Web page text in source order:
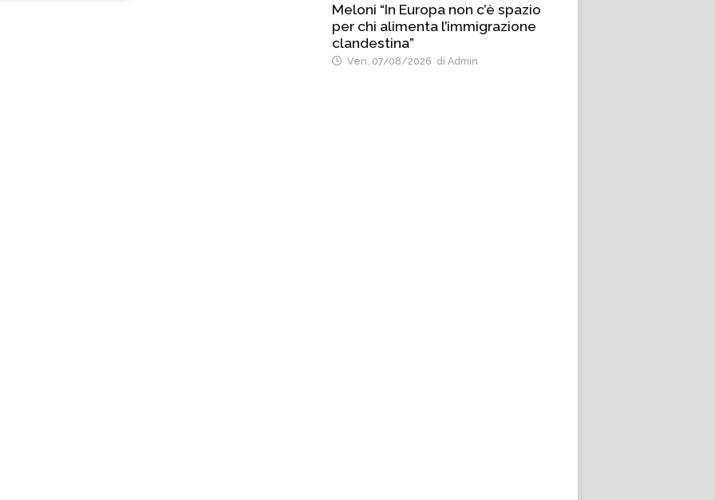
Meloni “In Europa non c’è spazio
per chi alimenta l’immigrazione
clandestina”
Ven, 07/08/2026 di Admin